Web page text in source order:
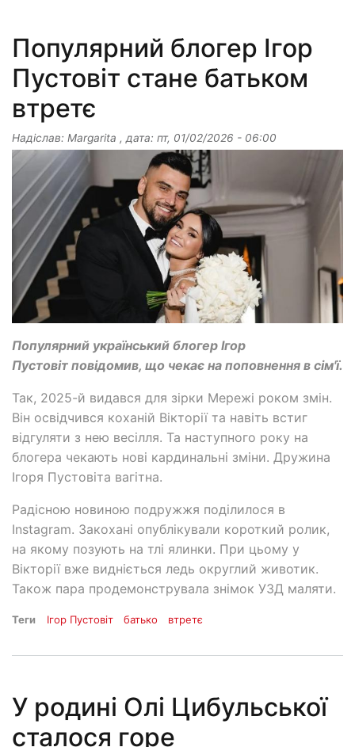
Популярний блогер Ігор
Пустовіт стане батьком
втретє
Надіслав: Margarita , дата: пт, 01/02/2026 - 06:00
Популярний український блогер Ігор
Пустовіт повідомив, що чекає на поповнення в сім'ї.
Так, 2025-й видався для зірки Мережі роком змін.
Він освідчився коханій Вікторії та навіть встиг
відгуляти з нею весілля. Та наступного року на
блогера чекають нові кардинальні зміни. Дружина
Ігоря Пустовіта вагітна.
Радісною новиною подружжя поділилося в
Instagram. Закохані опублікували короткий ролик,
на якому позують на тлі ялинки. При цьому у
Вікторії вже видніється ледь округлий животик.
Також пара продемонструвала знімок УЗД маляти.
Теги Ігор Пустовіт батько втретє
У родині Олі Цибульської
сталося горе